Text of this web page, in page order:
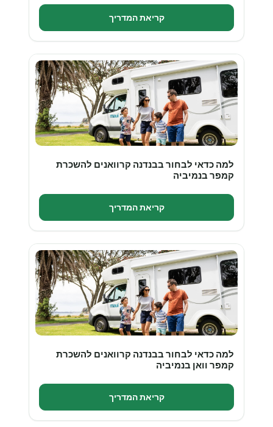
קריאת המדריך
למה כדאי לבחור בבנדנה קרוואנים להשכרת
קמפר בנמיביה
קריאת המדריך
למה כדאי לבחור בבנדנה קרוואנים להשכרת
קמפר וואן בנמיביה
קריאת המדריך